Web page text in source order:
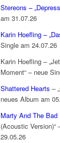
Stereons –
am 31.07.26
Karin Hoefling –
Single am 24.07.26
Karin Hoefling –
Moment“ – neue
Shattered Hearts –
neues Album am
Marty And The Bad
(Acoustic Version)“
29.05.26